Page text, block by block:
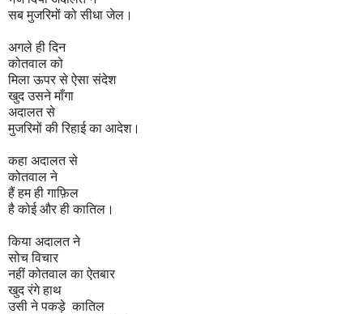
सब मुजरिमों को सीधा जेल।
अगले ही दिन
कोतवाल को
मिला ऊपर से ऐसा संदेश
खुद उसने माँगा
अदालत से
मुजरिमों की रिहाई का आदेश।
कहा अदालत से
कोतवाल ने
हैं हम ही गाफ़िल
है कोई और ही कातिल।
किया अदालत ने
सोच विचार
नहीं कोतवाल का ऐतबार
खुद रंगे हाथ
उसी ने पकड़े कातिल